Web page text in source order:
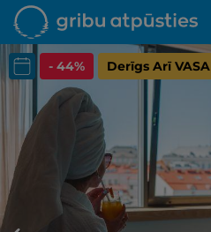
- 44% Derīgs Arī
Iepatikās šis